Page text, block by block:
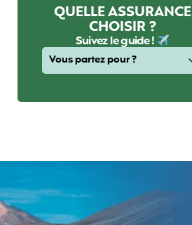
QUELLE ASSURANCE
CHOISIR ?
Suivez le guide !